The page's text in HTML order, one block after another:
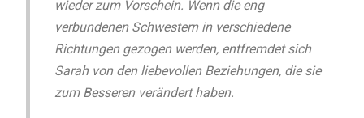
wieder zum Vorschein. Wenn die eng
verbundenen Schwestern in verschiedene
Richtungen gezogen werden, entfremdet sich
Sarah von den liebevollen Beziehungen, die sie
zum Besseren verändert haben.